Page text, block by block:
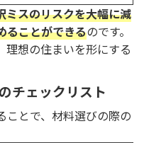
ミスのリスクを大幅に減
ることができるのです。
理想の住まいを形にする
チェックリスト
ことで、材料選びの際の